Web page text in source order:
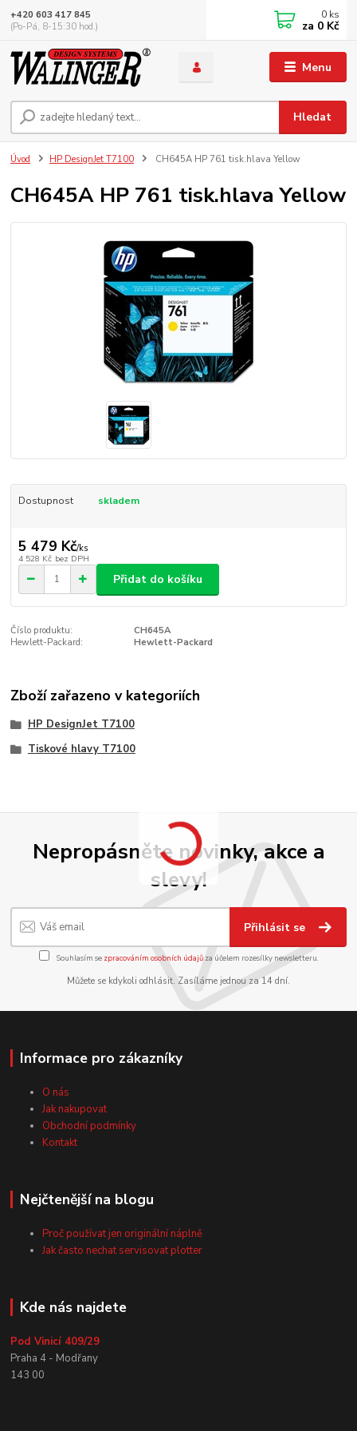
Menu
Hledat
+420 603 417 845
(Po-Pá, 8-15:30 hod.)
0 ks
za 0 Kč
Úvod HP DesignJet T7100 CH645A HP 761 tisk.hlava Yellow
CH645A HP 761 tisk.hlava Yellow
Dostupnost skladem
5 479 Kč/ks
4 528 Kč bez DPH
Přidat do košíku
Číslo produktu:
CH645A
Hewlett-Packard:
Hewlett-Packard
Zboží zařazeno v kategoriích
HP DesignJet T7100
Tiskové hlavy T7100
Nepropásněte novinky, akce a
slevy!
Přihlásit se
Souhlasím se zpracováním osobních údajůza účelem rozesílky newsletteru.
Můžete se kdykoli odhlásit. Zasíláme jednou za 14 dní.
Informace pro zákazníky
O nás
Jak nakupovat
Obchodní podmínky
Kontakt
Nejčtenější na blogu
Proč používat jen originální náplně
Jak často nechat servisovat plotter
Kde nás najdete
Pod Vinicí 409/29
Praha 4 - Modřany
143 00